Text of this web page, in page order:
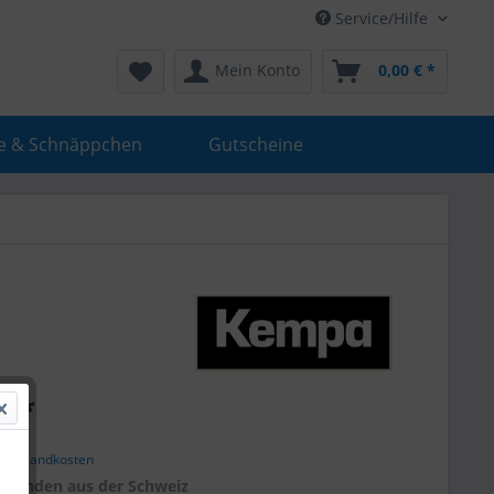
Service/Hilfe
Mein Konto 0,00 € *
& Schnäppchen Gutscheine
*
Kunden aus der Schweiz